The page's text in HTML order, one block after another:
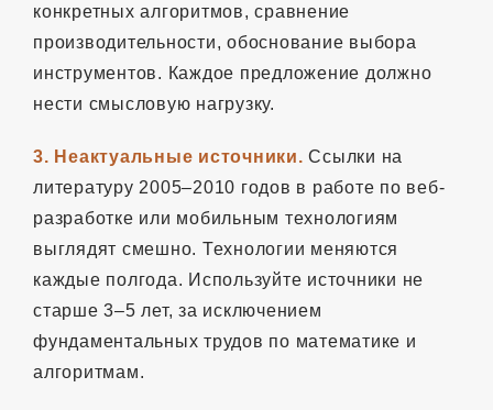
конкретных алгоритмов, сравнение
производительности, обоснование выбора
инструментов. Каждое предложение должно
нести смысловую нагрузку.
3. Неактуальные источники. Ссылки на
литературу 2005–2010 годов в работе по веб-
разработке или мобильным технологиям
выглядят смешно. Технологии меняются
каждые полгода. Используйте источники не
старше 3–5 лет, за исключением
фундаментальных трудов по математике и
алгоритмам.